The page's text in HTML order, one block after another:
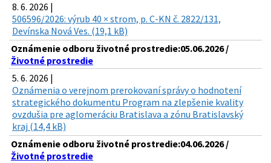
8. 6. 2026 |
506596/2026: výrub 40 × strom, p. C-KN č. 2822/131,
Devínska Nová Ves. (19,1 kB)
Oznámenie odboru životné prostredie:05.06.2026 /
Životné prostredie
5. 6. 2026 |
Oznámenia o verejnom prerokovaní správy o hodnotení
strategického dokumentu Program na zlepšenie kvality
ovzdušia pre aglomeráciu Bratislava a zónu Bratislavský
kraj (14,4 kB)
Oznámenie odboru životné prostredie:04.06.2026 /
Životné prostredie